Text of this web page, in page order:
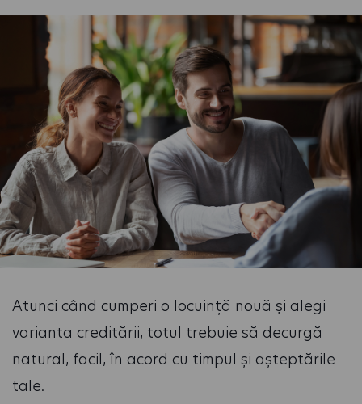
Atunci când cumperi o locuință nouă și alegi
varianta creditării, totul trebuie să decurgă
natural, facil, în acord cu timpul și așteptările
tale.